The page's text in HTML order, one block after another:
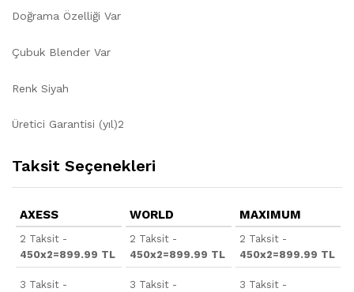
Doğrama Özelliği Var
Çubuk Blender Var
Renk Siyah
Üretici Garantisi (yıl)2
Taksit Seçenekleri
AXESS
2 Taksit -
450x2=899.99 TL
3 Taksit -
WORLD
2 Taksit -
450x2=899.99 TL
3 Taksit -
MAXIMUM
2 Taksit -
450x2=899.99 TL
3 Taksit -